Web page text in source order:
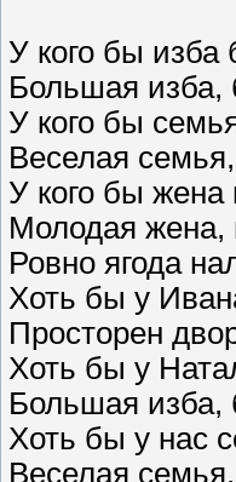
У кого бы изба
Большая изба,
У кого бы
Веселая
У кого бы жена
Молодая жена,
Ровно ягода
Хоть бы у
Просторен
Хоть бы у
Большая изба,
Хоть бы у нас
Веселая